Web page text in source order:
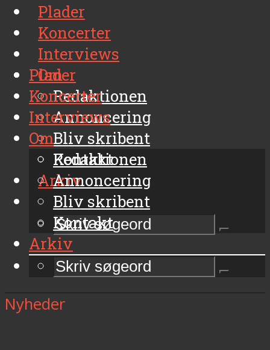
Plader
Koncerter
Interviews
Om
Redaktionen
Annoncering
Bliv skribent
Kontakt
Arkiv
Plader
Koncerter
Interviews
Om
Redaktionen
Annoncering
Bliv skribent
Kontakt
Arkiv
Nyheder